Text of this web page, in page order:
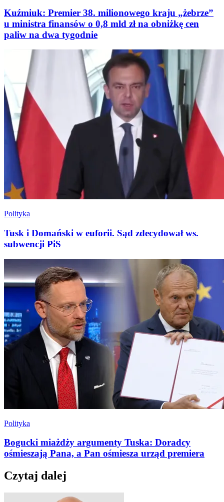
Kuźmiuk: Premier 38. milionowego kraju „żebrze”
u ministra finansów o 0,8 mld zł na obniżkę cen
paliw na dwa tygodnie
Polityka
Tusk i Domański w euforii. Sąd zdecydował ws.
subwencji PiS
Polityka
Bogucki miażdży argumenty Tuska: Doradcy
ośmieszają Pana, a Pan ośmiesza urząd premiera
Czytaj dalej